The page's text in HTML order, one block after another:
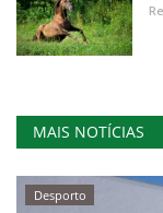
MAIS NOTÍCIAS
Desporto